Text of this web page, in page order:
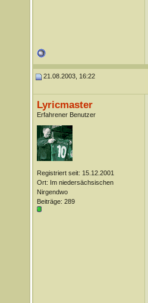
21.08.2003, 16:22
Lyricmaster
Erfahrener Benutzer
Registriert seit: 15.12.2001
Ort: Im niedersächsischen
Nirgendwo
Beiträge: 289